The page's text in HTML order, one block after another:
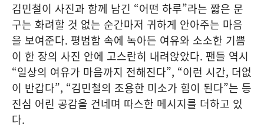
김민철이 사진과 함께 남긴 “어떤 하루”라는 짧은 문
구는 화려할 것 없는 순간마저 귀하게 안아주는 마음
을 보여준다. 평범함 속에 녹아든 여유와 소소한 기쁨
이 한 장의 사진 안에 고스란히 내려앉았다. 팬들 역시
“일상의 여유가 마음까지 전해진다”, “이런 시간, 더없
이 반갑다”, “김민철의 조용한 미소가 힘이 된다”는 등
진심 어린 공감을 건네며 따스한 메시지를 더하고 있
다.